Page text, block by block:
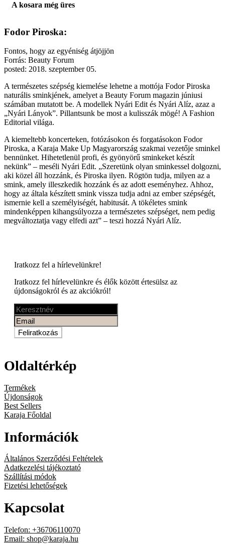
A kosara még üres
Fodor Piroska:
Fontos, hogy az egyéniség átjöjjön
Forrás: Beauty Forum
posted: 2018. szeptember 05.
A természetes szépség kiemelése lehetne a mottója Fodor Piroska
naturális sminkjének, amelyet a Beauty Forum magazin júniusi
számában mutatott be. A modellek Nyári Edit és Nyári Alíz, azaz a
„Nyári Lányok”. Pillantsunk be most a kulisszák mögé! A Fashion
Editorial világa.
A kiemeltebb koncerteken, fotózásokon és forgatásokon Fodor
Piroska, a Karaja Make Up Magyarország szakmai vezetője sminkel
bennünket. Hihetetlenül profi, és gyönyörű sminkeket készít
nekünk” – meséli Nyári Edit. „Szeretünk olyan sminkessel dolgozni,
aki közel áll hozzánk, és Piroska ilyen. Rögtön tudja, milyen az a
smink, amely illeszkedik hozzánk és az adott eseményhez. Ahhoz,
hogy az általa készített smink vissza tudja adni az ember szépségét,
ismernie kell a személyiségét, habitusát. A tökéletes smink
mindenképpen kihangsúlyozza a természetes szépséget, nem pedig
megváltoztatja vagy elfedi azt” – teszi hozzá Nyári Alíz.
Iratkozz fel a hírlevelünkre!
Iratkozz fel hírlevelünkre és élők között értesülsz az
újdonságokról és az akciókról!
Feliratkozás
Oldaltérkép
Termékek
Újdonságok
Best Sellers
Karaja Főoldal
Információk
Általános Szerződési Feltételek
Adatkezelési tájékoztató
Szállítási módok
Fizetési lehetőségek
Kapcsolat
Telefon: +36706110070
Email: shop@karaja.hu